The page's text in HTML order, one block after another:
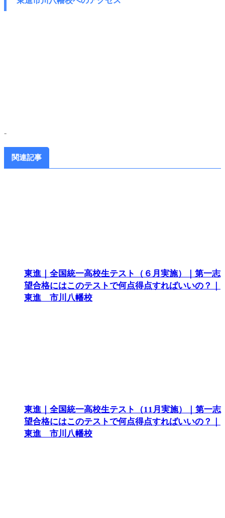
-
関連記事
東進｜全国統一高校生テスト（６月実施）｜第一志
望合格にはこのテストで何点得点すればいいの？｜
東進 市川八幡校
東進｜全国統一高校生テスト（11月実施）｜第一志
望合格にはこのテストで何点得点すればいいの？｜
東進 市川八幡校